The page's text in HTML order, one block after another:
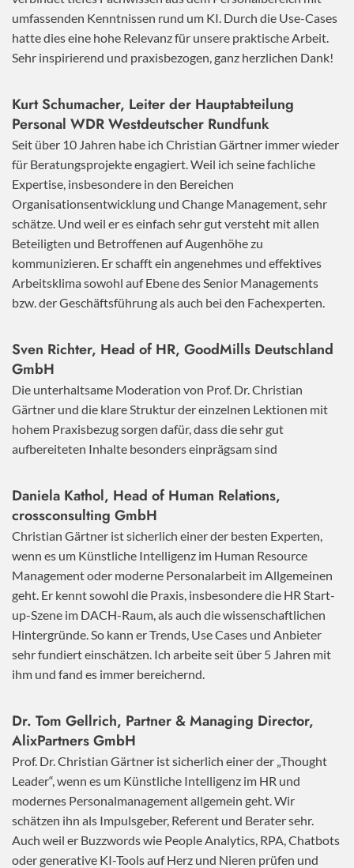
umfassenden Kenntnissen rund um KI. Durch die Use-Cases
hatte dies eine hohe Relevanz für unsere praktische Arbeit.
Sehr inspirierend und praxisbezogen, ganz herzlichen Dank!
Kurt Schumacher, Leiter der Hauptabteilung
Personal WDR Westdeutscher Rundfunk
Seit über 10 Jahren habe ich Christian Gärtner immer wieder
für Beratungsprojekte engagiert. Weil ich seine fachliche
Expertise, insbesondere in den Bereichen
Organisationsentwicklung und Change Management, sehr
schätze. Und weil er es einfach sehr gut versteht mit allen
Beteiligten und Betroffenen auf Augenhöhe zu
kommunizieren. Er schafft ein angenehmes und effektives
Arbeitsklima sowohl auf Ebene des Senior Managements
bzw. der Geschäftsführung als auch bei den Fachexperten.
Sven Richter, Head of HR, GoodMills Deutschland
GmbH
Die unterhaltsame Moderation von Prof. Dr. Christian
Gärtner und die klare Struktur der einzelnen Lektionen mit
hohem Praxisbezug sorgen dafür, dass die sehr gut
aufbereiteten Inhalte besonders einprägsam sind
Daniela Kathol, Head of Human Relations,
crossconsulting GmbH
Christian Gärtner ist sicherlich einer der besten Experten,
wenn es um Künstliche Intelligenz im Human Resource
Management oder moderne Personalarbeit im Allgemeinen
geht. Er kennt sowohl die Praxis, insbesondere die HR Start-
up-Szene im DACH-Raum, als auch die wissenschaftlichen
Hintergründe. So kann er Trends, Use Cases und Anbieter
sehr fundiert einschätzen. Ich arbeite seit über 5 Jahren mit
ihm und fand es immer bereichernd.
Dr. Tom Gellrich, Partner & Managing Director,
AlixPartners GmbH
Prof. Dr. Christian Gärtner ist sicherlich einer der „Thought
Leader“, wenn es um Künstliche Intelligenz im HR und
modernes Personalmanagement allgemein geht. Wir
schätzen ihn als Impulsgeber, Referent und Berater sehr.
Auch weil er Buzzwords wie People Analytics, RPA, Chatbots
oder generative KI-Tools auf Herz und Nieren prüfen und